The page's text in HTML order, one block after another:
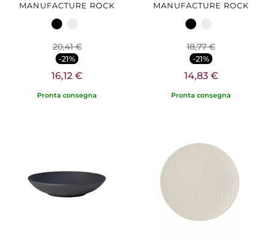
MANUFACTURE ROCK
20,41 €
-21%
16,12 €
Pronta consegna
MANUFACTURE ROCK
18,77 €
-21%
14,83 €
Pronta consegna